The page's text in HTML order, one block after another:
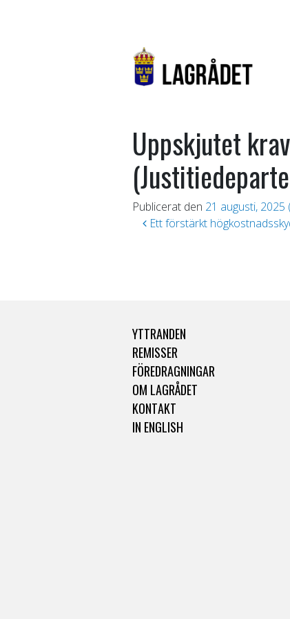
Uppskjutet
Publicerat den 21 augusti, 2025
Inläggsnavigering
Ett förstärkt
YTTRANDEN
REMISSER
FÖREDRAGNINGAR
OM LAGRÅDET
KONTAKT
IN ENGLISH